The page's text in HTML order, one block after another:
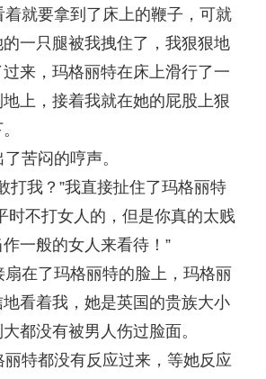
就要拿到了床上的鞭子，可就
一只腿被我拽住了，我狠狠地
来，玛格丽特在床上滑行了一
上，接着我就在她的屁股上狠
苦闷的哼声。
打我？”我直接扯住了玛格丽特
时不打女人的，但是你真的太贱
一般的女人来看待！”
在了玛格丽特的脸上，玛格丽
看着我，她是英国的贵族大小
都没有被男人伤过脸面。
特都没有反应过来，等她反应